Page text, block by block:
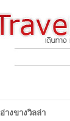
อ่างขางวิลล่า